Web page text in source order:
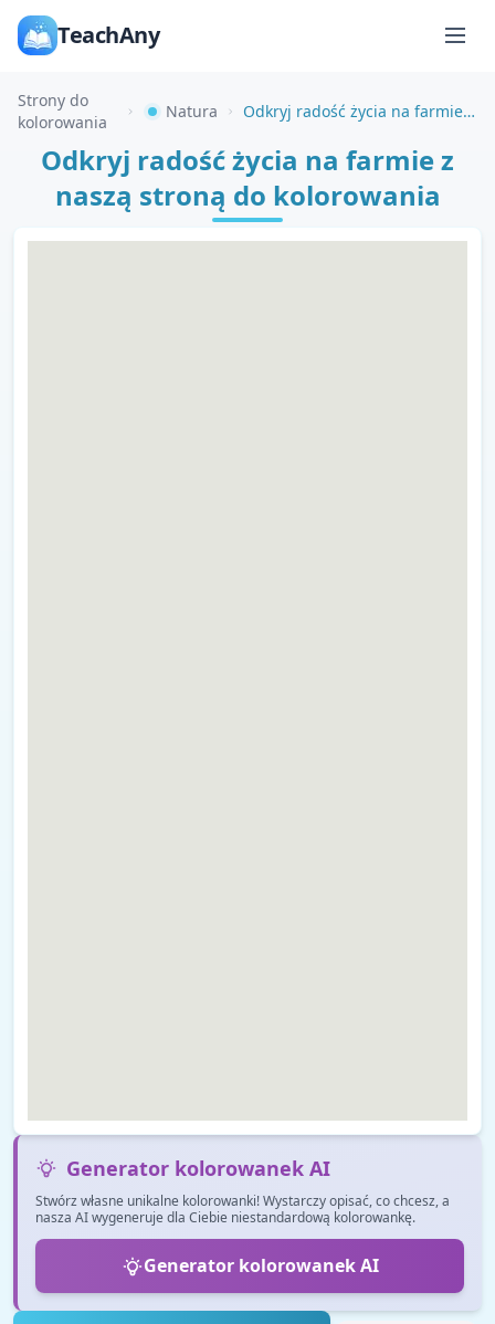
TeachAny
Strony do
kolorowania
Natura Odkryj radość życia na farmie z naszą stroną do kolorowania
Odkryj radość życia na farmie z
naszą stroną do kolorowania
Generator kolorowanek AI
Stwórz własne unikalne kolorowanki! Wystarczy opisać, co chcesz, a
nasza AI wygeneruje dla Ciebie niestandardową kolorowankę.
Generator kolorowanek AI